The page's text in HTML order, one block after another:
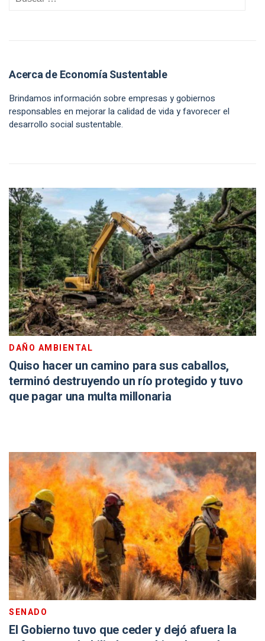
Acerca de Economía Sustentable
Brindamos información sobre empresas y gobiernos
responsables en mejorar la calidad de vida y favorecer el
desarrollo social sustentable.
DAÑO AMBIENTAL
Quiso hacer un camino para sus caballos,
terminó destruyendo un río protegido y tuvo
que pagar una multa millonaria
SENADO
El Gobierno tuvo que ceder y dejó afuera la